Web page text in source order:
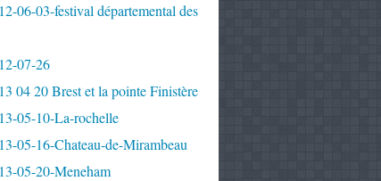
06-03-festival départemental des
07-26
04 20 Brest et la pointe Finistère
05-10-La-rochelle
05-16-Chateau-de-Mirambeau
05-20-Meneham